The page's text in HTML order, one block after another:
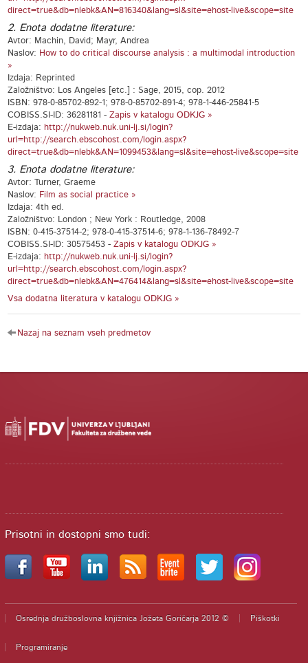
direct=true&db=nlebk&AN=816340&lang=sl&site=ehost-live&scope=site
2. Enota dodatne literature:
Avtor: Machin, David; Mayr, Andrea
Naslov: How to do critical discourse analysis : a multimodal introduction
»
Izdaja: Reprinted
Založništvo: Los Angeles [etc.] : Sage, 2015, cop. 2012
ISBN: 978-0-85702-892-1; 978-0-85702-891-4; 978-1-446-25841-5
COBISS.SI-ID: 36281181 -Zapis v katalogu ODKJG »
E-izdaja: http://nukweb.nuk.uni-lj.si/login?
url=http://search.ebscohost.com/login.aspx?
direct=true&db=nlebk&AN=1099453&lang=sl&site=ehost-live&scope=site
3. Enota dodatne literature:
Avtor: Turner, Graeme
Naslov: Film as social practice »
Izdaja: 4th ed.
Založništvo: London ; New York : Routledge, 2008
ISBN: 0-415-37514-2; 978-0-415-37514-6; 978-1-136-78492-7
COBISS.SI-ID: 30575453 -Zapis v katalogu ODKJG »
E-izdaja: http://nukweb.nuk.uni-lj.si/login?
url=http://search.ebscohost.com/login.aspx?
direct=true&db=nlebk&AN=476414&lang=sl&site=ehost-live&scope=site
Vsa dodatna literatura v katalogu ODKJG »
Nazaj na seznam vseh predmetov
Prisotni in dostopni smo tudi:
Osrednja družboslovna knjižnica Jožeta Goričarja 2012 © Piškotki
Programiranje